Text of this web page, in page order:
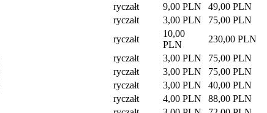
ryczałt 9,00 PLN
49,00 PLN
ryczałt 3,00 PLN
75,00 PLN
ryczałt
10,00
PLN
230,00 PLN
ryczałt 3,00 PLN
75,00 PLN
ryczałt 3,00 PLN
75,00 PLN
ryczałt 3,00 PLN
40,00 PLN
ryczałt 4,00 PLN
88,00 PLN